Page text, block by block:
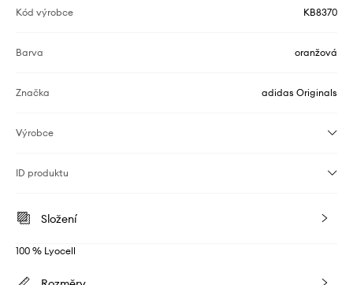
Kód výrobce KB8370
Barva oranžová
Značka adidas Originals
Výrobce
ID produktu
Složení
100 % Lyocell